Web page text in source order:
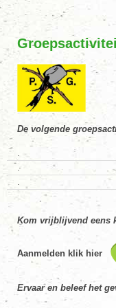
De volgende
.
.
.
Kom vrijblijvend eens
Aanmelden klik hier
Ervaar en beleef het